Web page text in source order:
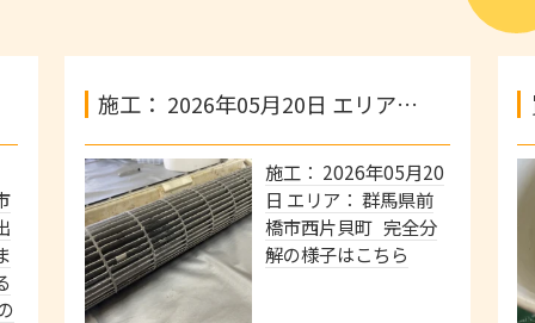
施工： 2026年05月20日 エリア…
施工： 2026年05月20
日 エリア： 群馬県前
橋市西片貝町 完全分
解の様子はこちら